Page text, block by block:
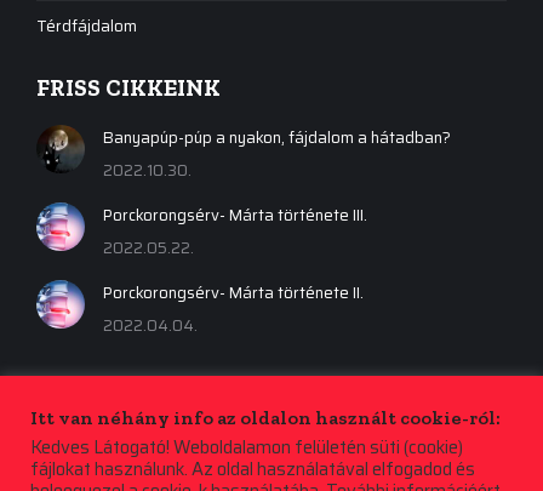
Térdfájdalom
FRISS CIKKEINK
Banyapúp-púp a nyakon, fájdalom a hátadban?
2022.10.30.
Porckorongsérv- Márta története III.
2022.05.22.
Porckorongsérv- Márta története II.
2022.04.04.
Itt van néhány info az oldalon használt cookie-ról:
Kedves Látogató! Weboldalamon felületén süti (cookie)
fájlokat használunk. Az oldal használatával elfogadod és